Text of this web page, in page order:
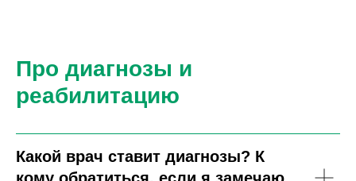
Про диагнозы и
реабилитацию
Какой врач ставит диагнозы? К